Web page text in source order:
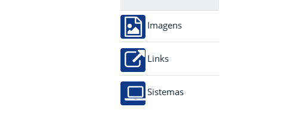
Imagens
Links
Sistemas